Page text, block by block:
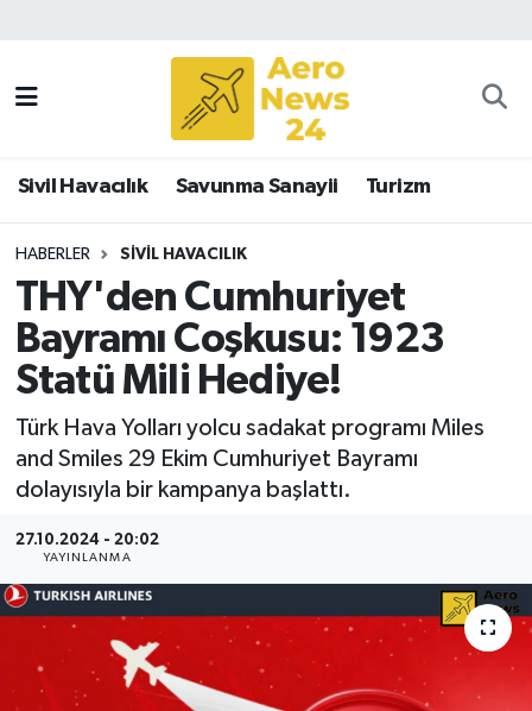
Sivil Havacılık Savunma Sanayii Turizm
HABERLER SIVIL HAVACILIK
THY'den Cumhuriyet
Bayramı Coşkusu: 1923
Statü Mili Hediye!
Türk Hava Yolları yolcu sadakat programı Miles
and Smiles 29 Ekim Cumhuriyet Bayramı
dolayısıyla bir kampanya başlattı.
27.10.2024 - 20:02
YAYINLANMA